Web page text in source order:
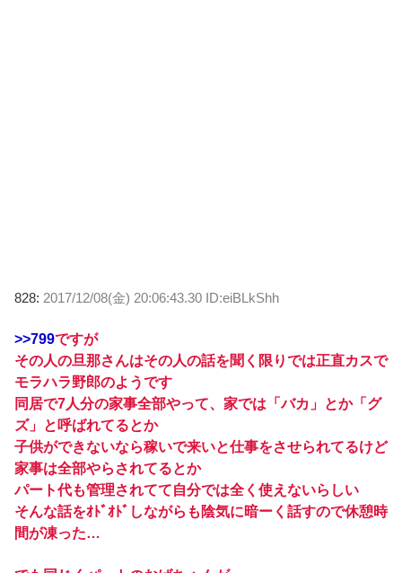
828: 2017/12/08(金) 20:06:43.30 ID:eiBLkShh
>>799ですが
その人の旦那さんはその人の話を聞く限りでは正直カスで
モラハラ野郎のようです
同居で7人分の家事全部やって、家では「バカ」とか「グ
ズ」と呼ばれてるとか
子供ができないなら稼いで来いと仕事をさせられてるけど
家事は全部やらされてるとか
パート代も管理されてて自分では全く使えないらしい
そんな話をｵﾄﾞｵﾄﾞしながらも陰気に暗ーく話すので休憩時
間が凍った…